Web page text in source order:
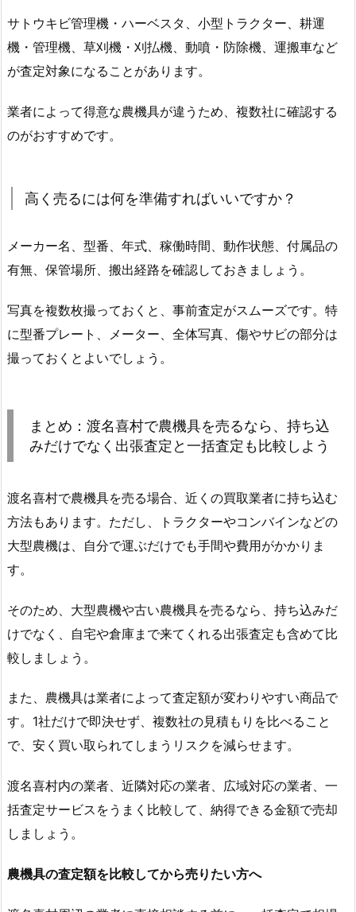
サトウキビ管理機・ハーベスタ、小型トラクター、耕運
機・管理機、草刈機・刈払機、動噴・防除機、運搬車など
が査定対象になることがあります。
業者によって得意な農機具が違うため、複数社に確認する
のがおすすめです。
高く売るには何を準備すればいいですか？
メーカー名、型番、年式、稼働時間、動作状態、付属品の
有無、保管場所、搬出経路を確認しておきましょう。
写真を複数枚撮っておくと、事前査定がスムーズです。特
に型番プレート、メーター、全体写真、傷やサビの部分は
撮っておくとよいでしょう。
まとめ：渡名喜村で農機具を売るなら、持ち込
みだけでなく出張査定と一括査定も比較しよう
渡名喜村で農機具を売る場合、近くの買取業者に持ち込む
方法もあります。ただし、トラクターやコンバインなどの
大型農機は、自分で運ぶだけでも手間や費用がかかりま
す。
そのため、大型農機や古い農機具を売るなら、持ち込みだ
けでなく、自宅や倉庫まで来てくれる出張査定も含めて比
較しましょう。
また、農機具は業者によって査定額が変わりやすい商品で
す。1社だけで即決せず、複数社の見積もりを比べること
で、安く買い取られてしまうリスクを減らせます。
渡名喜村内の業者、近隣対応の業者、広域対応の業者、一
括査定サービスをうまく比較して、納得できる金額で売却
しましょう。
農機具の査定額を比較してから売りたい方へ